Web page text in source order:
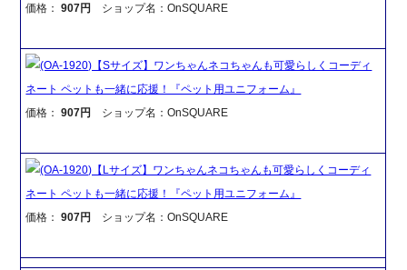
価格：907円 ショップ名：OnSQUARE
(OA-1920)【Sサイズ】ワンちゃんネコちゃんも可愛らしくコーディ
ネート ペットも一緒に応援！『ペット用ユニフォーム』
価格：907円 ショップ名：OnSQUARE
(OA-1920)【Lサイズ】ワンちゃんネコちゃんも可愛らしくコーディ
ネート ペットも一緒に応援！『ペット用ユニフォーム』
価格：907円 ショップ名：OnSQUARE